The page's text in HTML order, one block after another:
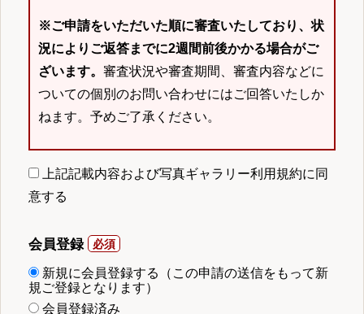
※ご申請をいただいた順に審査いたしており、状
況によりご返答までに2週間前後かかる場合がご
ざいます。 審査状況や審査期間、審査内容などに
ついての個別のお問い合わせにはご回答いたしか
ねます。予めご了承ください。
上記記載内容および写真ギャラリー利用規約に同
意する
会員登録
新規に会員登録する（この申請の送信をもって新
規ご登録となります）
会員登録済み